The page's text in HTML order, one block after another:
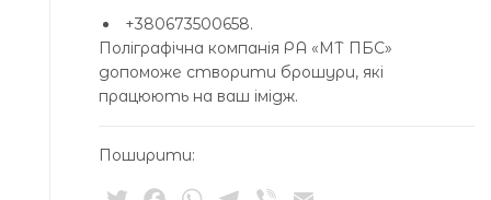
+380673500658.
Поліграфічна компанія РА «МТ ПБС»
допоможе створити брошури, які
працюють на ваш імідж.
Поширити: